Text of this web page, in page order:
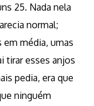
25. Nada nela
normal;
média, umas
tirar esses anjos
pedia, era que
ninguém